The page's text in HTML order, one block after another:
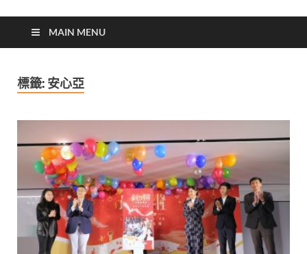
太陽網
MAIN MENU
標籤: 安心亞